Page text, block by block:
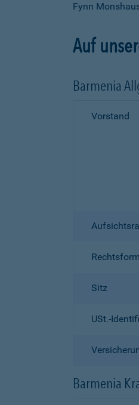
Fynn
Auf
Barmenia
Vorstand
Sitz
USt.-
Barmenia